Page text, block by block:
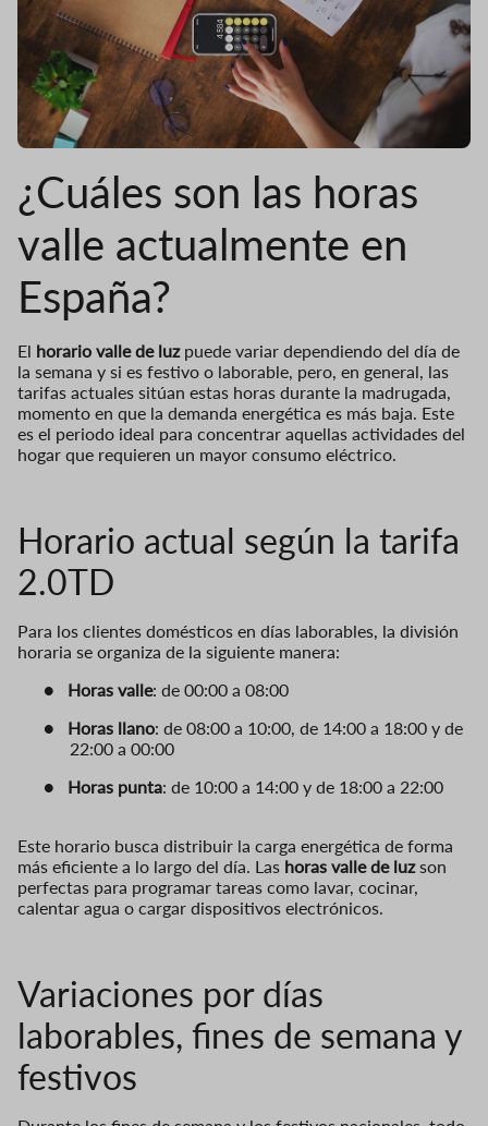
¿Cuáles son las horas
valle actualmente en
España?
El horario valle de luzpuede variar dependiendo del día de
la semana y si es festivo o laborable, pero, en general, las
tarifas actuales sitúan estas horas durante la madrugada,
momento en que la demanda energética es más baja. Este
es el periodo ideal para concentrar aquellas actividades del
hogar que requieren un mayor consumo eléctrico.
Horario actual según la tarifa
2.0TD
Para los clientes domésticos en días laborables, la división
horaria se organiza de la siguiente manera:
●
Horas valle: de 00:00 a 08:00
●
Horas llano: de 08:00 a 10:00, de 14:00 a 18:00 y de
22:00 a 00:00
●
Horas punta: de 10:00 a 14:00 y de 18:00 a 22:00
Este horario busca distribuir la carga energética de forma
más eficiente a lo largo del día. Las horas valle de luzson
perfectas para programar tareas como lavar, cocinar,
calentar agua o cargar dispositivos electrónicos.
Variaciones por días
laborables, fines de semana y
festivos